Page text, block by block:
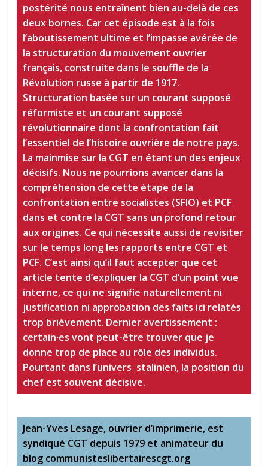
postérité nous entraînent bien au-delà de ces
deux bornes. Car cet épisode est à la fois
l’aboutissement ultime et l’impasse avérée de
la structuration du mouvement ouvrier
français, construite dans le souffle de la
Révolution russe à partir de 1917.
Structuration basée sur un courant supposé
réformiste et un courant supposé
révolutionnaire dont la confrontation fait
l’essentiel de l’histoire ouvrière de notre pays.
La mainmise sur la CGT en étant un des enjeux
décisifs. Nous ne pourrions avancer dans la
compréhension de cette étape de la
confrontation entre socialistes (SFIO) et PCF
dans et contre la CGT sans un profond retour
aux origines. Ce qui nécessite aussi de revisiter
sur le temps long les rapports entre CGT et
PCF. C’est ainsi qu’il faut accepter que cet
article tente d’expliquer la CGT d’un point vue
interne, ce qui ne signifie naturellement ni
justification ni approbation des faits ici relatés
trop brièvement. Dernier avertissement :
certain∙es vont peut-être trouver que je
donne trop de place au rôle des individus.
Pourtant dans l’univers stalinien, la position du
chef est souvent décisive.
Jean-Yves Lesage, ouvrier d’imprimerie, est
syndiqué CGT depuis 1979 et animateur du
blog communisteslibertairescgt.org